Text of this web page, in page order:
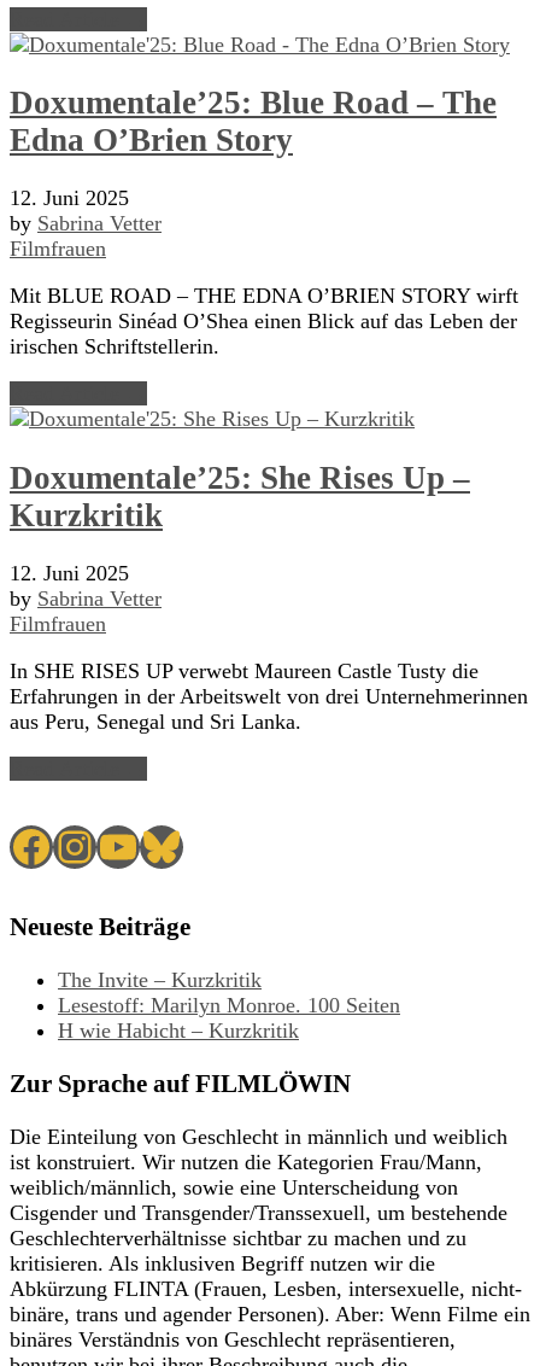
Doxumentale’25: Blue Road – The
Edna O’Brien Story
12. Juni 2025
by Sabrina Vetter
Filmfrauen
Mit BLUE ROAD – THE EDNA O’BRIEN STORY wirft
Regisseurin Sinéad O’Shea einen Blick auf das Leben der
irischen Schriftstellerin.
Doxumentale’25: She Rises Up –
Kurzkritik
12. Juni 2025
by Sabrina Vetter
Filmfrauen
In SHE RISES UP verwebt Maureen Castle Tusty die
Erfahrungen in der Arbeitswelt von drei Unternehmerinnen
aus Peru, Senegal und Sri Lanka.
Facebook
Instagram
YouTube
Bluesky
Neueste Beiträge
The Invite – Kurzkritik
Lesestoff: Marilyn Monroe. 100 Seiten
H wie Habicht – Kurzkritik
Zur Sprache auf FILMLÖWIN
Die Einteilung von Geschlecht in männlich und weiblich
ist konstruiert. Wir nutzen die Kategorien Frau/Mann,
weiblich/männlich, sowie eine Unterscheidung von
Cisgender und Transgender/Transsexuell, um bestehende
Geschlechterverhältnisse sichtbar zu machen und zu
kritisieren. Als inklusiven Begriff nutzen wir die
Abkürzung FLINTA (Frauen, Lesben, intersexuelle, nicht-
binäre, trans und agender Personen). Aber: Wenn Filme ein
binäres Verständnis von Geschlecht repräsentieren,